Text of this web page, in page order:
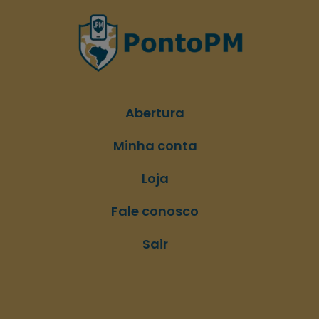
Abertura
Minha conta
Loja
Fale conosco
Sair